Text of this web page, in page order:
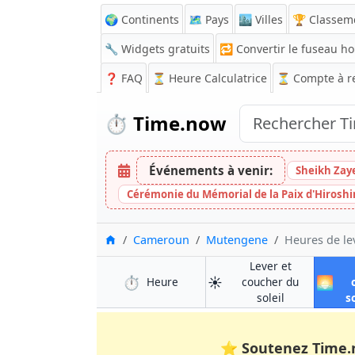
🌍 Continents 🗺️ Pays 🏙️ Villes 🏆
🔧 Widgets gratuits
🔁 Convertir le fuseau
❓ FAQ ⏳ Heure Calculatrice ⏳ Compte à
⏱️ Time.now
Événements à venir: Sheikh
Cérémonie du Mémorial de la Paix
Accueil
Cameroun Mutengene Heures de
⏱️ Heure à Mutengene
☀️
Lever et
coucher du
soleilà Mutengene
🌅
⭐ Soutenez